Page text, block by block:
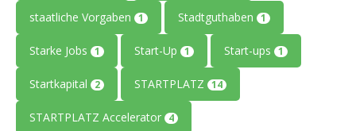
staatliche Vorgaben 1 Stadtguthaben 1
Starke Jobs 1 Start-Up 1 Start-ups 1
Startkapital 2 STARTPLATZ 14
STARTPLATZ Accelerator 4